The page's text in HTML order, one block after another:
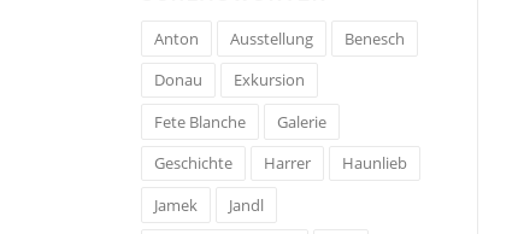
Anton Ausstellung
Benesch
Donau
Exkursion
Fete Blanche
Galerie
Geschichte
Harrer
Haunlieb
Jamek
Jandl